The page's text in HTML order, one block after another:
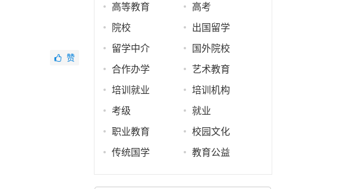
赞
高等教育 高考
院校 出国留学
留学中介 国外院校
合作办学 艺术教育
培训就业 培训机构
考级 就业
职业教育 校园文化
传统国学 教育公益